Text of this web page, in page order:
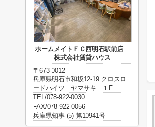
ホームメイトＦＣ西明石駅前店
株式会社賃貸ハウス
〒673-0012
兵庫県明石市和坂12-19 クロスロ
ードハイツ ヤマサキ １F
TEL/078-922-0030
FAX/078-922-0056
兵庫県知事 (5) 第10941号